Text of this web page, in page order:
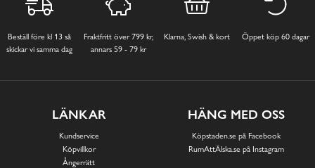
Beställ före kl 13 så
skickar vi samma dag
Fraktfritt över 799 kr,
annars 59 - 79 kr
Klarna, Swish & kort Öppet köp 60 dagar
LÄNKAR
Kundservice
Köpvillkor
Ångerrätt
HÄNG MED OSS
Köpstaden.se på Facebook
RumAttÄlska.se på Instagram